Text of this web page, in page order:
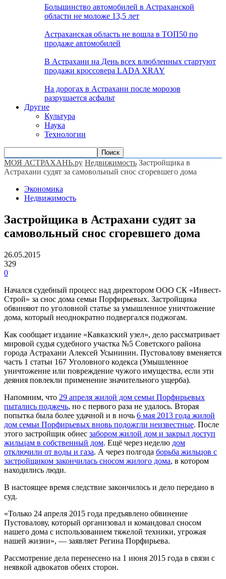
Большинство автомобилей в Астраханской
области не моложе 13,5 лет
Астраханская область не вошла в ТОП50 по
продаже автомобилей
В Астрахани на День всех влюбленных стартуют
продажи кроссовера LADA XRAY
На дорогах в Астрахани после морозов
разрушается асфальт
Другие
Культура
Наука
Технологии
МОЯ АСТРАХАНЬ.ру Недвижимость Застройщика в
Астрахани судят за самовольный снос сгоревшего дома
Экономика
Недвижимость
Застройщика в Астрахани судят за
самовольный снос сгоревшего дома
26.05.2015
329
0
Начался судебный процесс над директором ООО СК «Инвест-
Строй» за снос дома семьи Порфирьевых. Застройщика
обвиняют по уголовной статье за умышленное уничтожение
дома, который неоднократно подвергался поджогам.
Как сообщает издание «Кавказский узел», дело рассматривает
мировой судья судебного участка №5 Советского района
города Астрахани Алексей Усынинин. Пустовалову вменяется
часть 1 статьи 167 Уголовного кодекса (Умышленное
уничтожение или повреждение чужого имущества, если эти
деяния повлекли применение значительного ущерба).
Напомним, что 29 апреля жилой дом семьи Порфирьевых
пытались поджечь, но с первого раза не удалось. Вторая
попытка была более удачной и в ночь 6 мая 2013 года жилой
дом семьи Порфирьевых вновь подожгли неизвестные. После
этого застройщик обнес забором жилой дом и закрыл доступ
жильцам в собственный дом. Ещё через неделю дом
отключили от воды и газа. А через полгода борьба жильцов с
застройщиком закончилась сносом жилого дома, в котором
находились люди.
В настоящее время следствие закончилось и дело передано в
суд.
«Только 24 апреля 2015 года предъявлено обвинение
Пустовалову, который организовал и командовал сносом
нашего дома с использованием тяжелой техники, угрожая
нашей жизни», — заявляет Регина Порфирьева.
Рассмотрение дела перенесено на 1 июня 2015 года в связи с
неявкой адвокатов обеих сторон.